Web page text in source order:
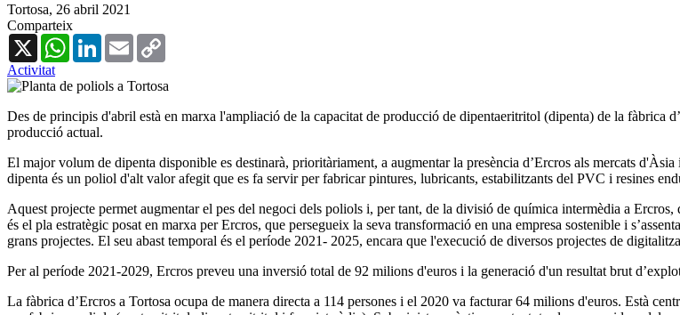
Tortosa, 26 abril 2021
Comparteix
X
WhatsAppLinkedInEmail
Activitat
Des de principis d'abril està en marxa l'ampliació de la capacitat de producció de dipentaeritritol (dipenta) de la fàbrica
producció actual.
El major volum de dipenta disponible es destinarà, prioritàriament, a augmentar la presència d’Ercros als mercats
dipenta és un poliol d'alt valor afegit que es fa servir per fabricar pintures, lubricants, estabilitzants del PVC i resines
Aquest projecte permet augmentar el pes del negoci dels poliols i, per tant, de la divisió de química intermèdia a
és el pla estratègic posat en marxa per Ercros, que persegueix la seva transformació en una empresa sostenible i
grans projectes. El seu abast temporal és el període 2021- 2025, encara que l'execució de diversos projectes de
Per al període 2021-2029, Ercros preveu una inversió total de 92 milions d'euros i la generació d'un resultat brut
La fàbrica d’Ercros a Tortosa ocupa de manera directa a 114 persones i el 2020 va facturar 64 milions d'euros. Està